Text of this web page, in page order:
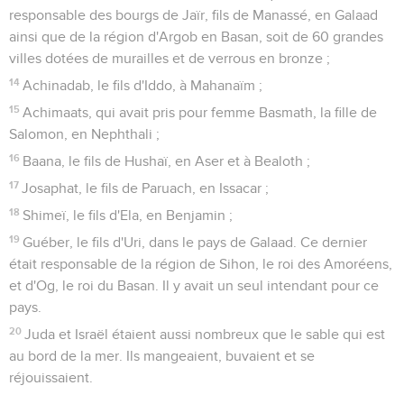
responsable des bourgs de Jaïr, fils de Manassé, en Galaad
ainsi que de la région d'Argob en Basan, soit de 60 grandes
villes dotées de murailles et de verrous en bronze ;
14 Achinadab, le fils d'Iddo, à Mahanaïm ;
15 Achimaats, qui avait pris pour femme Basmath, la fille de
Salomon, en Nephthali ;
16 Baana, le fils de Hushaï, en Aser et à Bealoth ;
17 Josaphat, le fils de Paruach, en Issacar ;
18 Shimeï, le fils d'Ela, en Benjamin ;
19 Guéber, le fils d'Uri, dans le pays de Galaad. Ce dernier
était responsable de la région de Sihon, le roi des Amoréens,
et d'Og, le roi du Basan. Il y avait un seul intendant pour ce
pays.
20 Juda et Israël étaient aussi nombreux que le sable qui est
au bord de la mer. Ils mangeaient, buvaient et se
réjouissaient.